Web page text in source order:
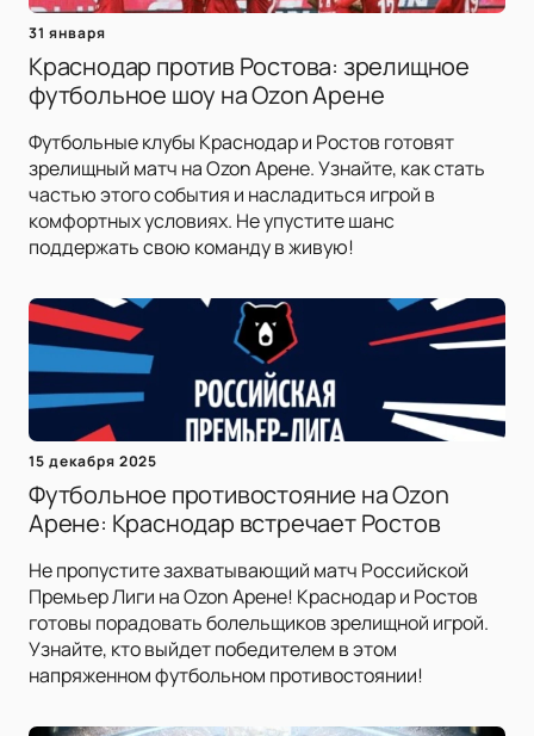
31 января
Краснодар против Ростова: зрелищное
футбольное шоу на Ozon Арене
Футбольные клубы Краснодар и Ростов готовят
зрелищный матч на Ozon Арене. Узнайте, как стать
частью этого события и насладиться игрой в
комфортных условиях. Не упустите шанс
поддержать свою команду в живую!
15 декабря 2025
Футбольное противостояние на Ozon
Арене: Краснодар встречает Ростов
Не пропустите захватывающий матч Российской
Премьер Лиги на Ozon Арене! Краснодар и Ростов
готовы порадовать болельщиков зрелищной игрой.
Узнайте, кто выйдет победителем в этом
напряженном футбольном противостоянии!